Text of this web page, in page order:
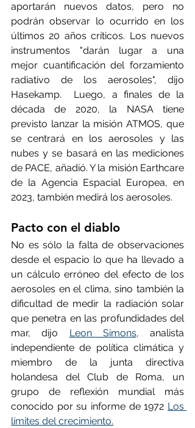
aportarán nuevos datos, pero no
podrán observar lo ocurrido en los
últimos 20 años críticos. Los nuevos
instrumentos "darán lugar a una
mejor cuantificación del forzamiento
radiativo de los aerosoles", dijo
Hasekamp.  Luego, a finales de la
década de 2020, la NASA tiene
previsto lanzar la misión ATMOS, que
se centrará en los aerosoles y las
nubes y se basará en las mediciones
de PACE, añadió. Y la misión Earthcare
de la Agencia Espacial Europea, en
2023, también medirá los aerosoles.
Pacto con el diablo
No es sólo la falta de observaciones
desde el espacio lo que ha llevado a
un cálculo erróneo del efecto de los
aerosoles en el clima, sino también la
dificultad de medir la radiación solar
que penetra en las profundidades del
mar, dijo Leon Simons, analista
independiente de política climática y
miembro de la junta directiva
holandesa del Club de Roma, un
grupo de reflexión mundial más
conocido por su informe de 1972 Los
límites del crecimiento.